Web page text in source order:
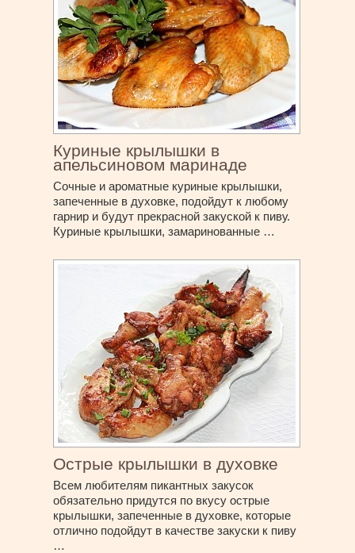
Куриные крылышки в
апельсиновом маринаде
Сочные и ароматные куриные крылышки,
запеченные в духовке, подойдут к любому
гарнир и будут прекрасной закуской к пиву.
Куриные крылышки, замаринованные …
Острые крылышки в духовке
Всем любителям пикантных закусок
обязательно придутся по вкусу острые
крылышки, запеченные в духовке, которые
отлично подойдут в качестве закуски к пиву
…